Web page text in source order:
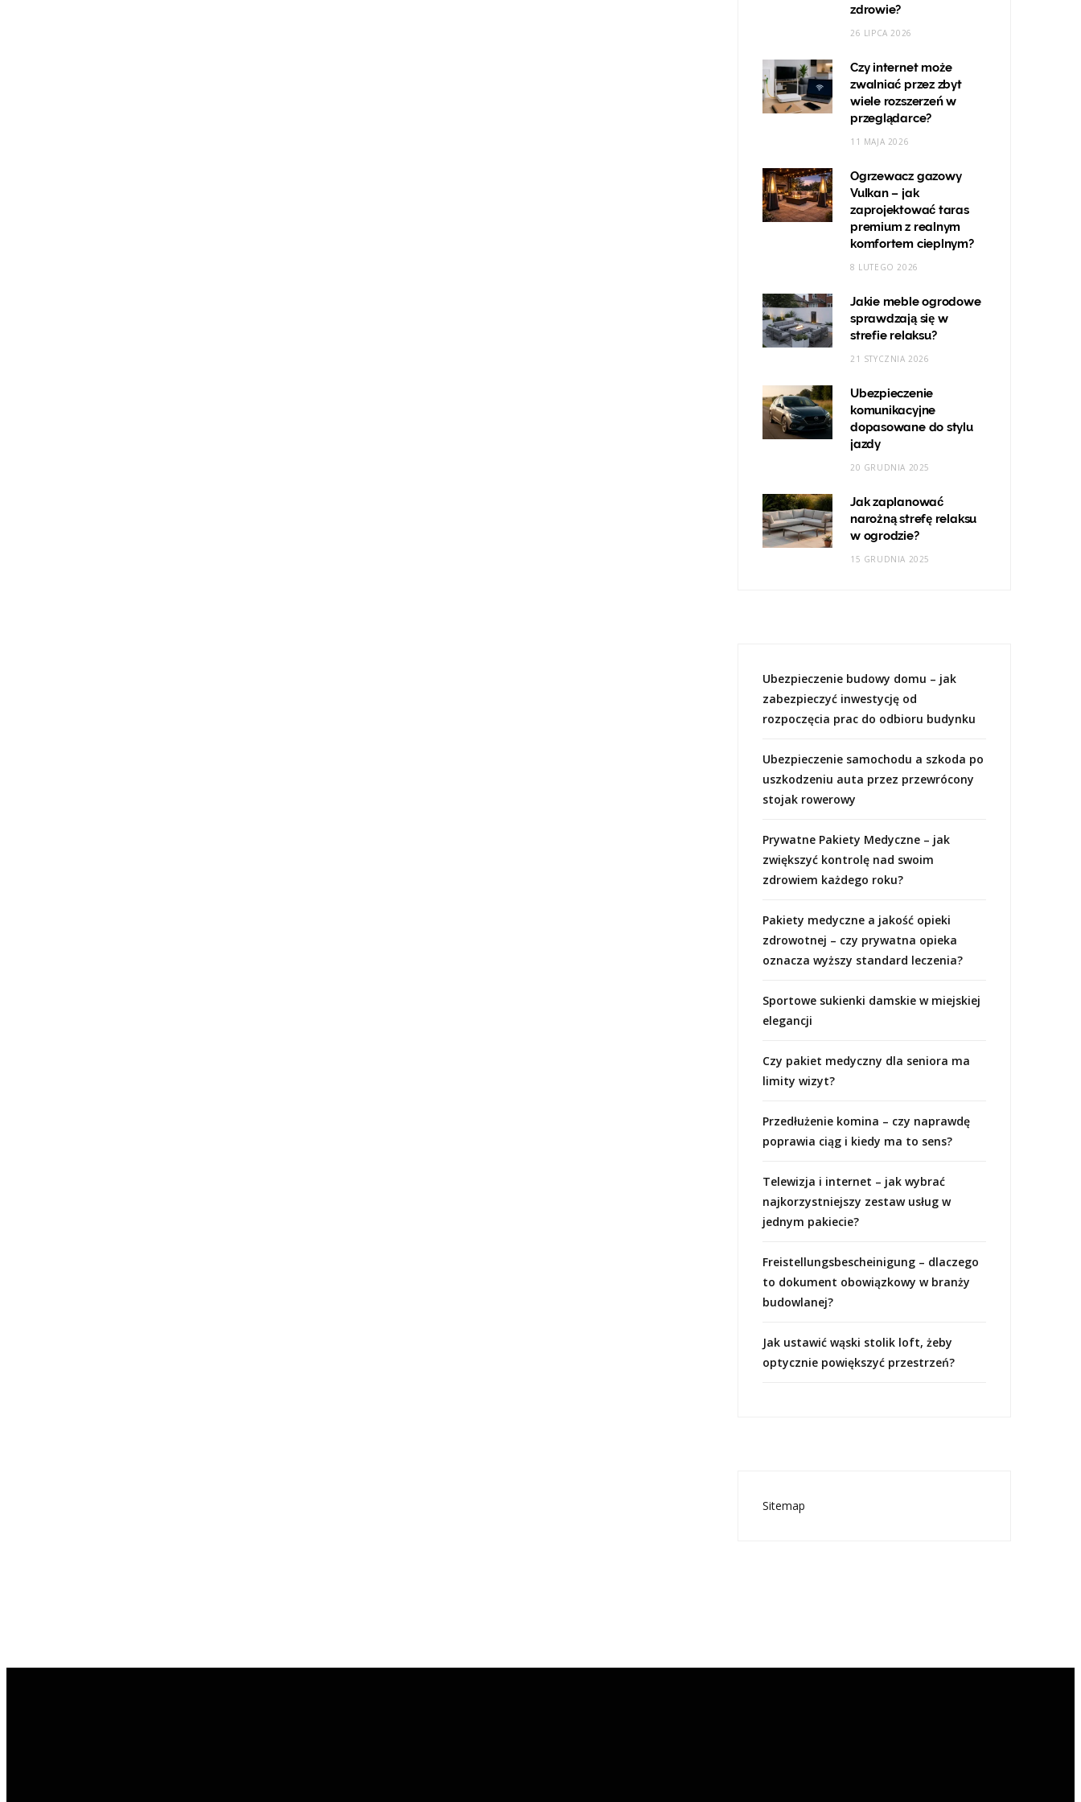
zdrowie?
26 LIPCA 2026
Czy internet może
zwalniać przez zbyt
wiele rozszerzeń w
przeglądarce?
11 MAJA 2026
Ogrzewacz gazowy
Vulkan – jak
zaprojektować taras
premium z realnym
komfortem cieplnym?
8 LUTEGO 2026
Jakie meble ogrodowe
sprawdzają się w
strefie relaksu?
21 STYCZNIA 2026
Ubezpieczenie
komunikacyjne
dopasowane do stylu
jazdy
20 GRUDNIA 2025
Jak zaplanować
narożną strefę relaksu
w ogrodzie?
15 GRUDNIA 2025
Ubezpieczenie budowy domu – jak
zabezpieczyć inwestycję od
rozpoczęcia prac do odbioru budynku
Ubezpieczenie samochodu a szkoda po
uszkodzeniu auta przez przewrócony
stojak rowerowy
Prywatne Pakiety Medyczne – jak
zwiększyć kontrolę nad swoim
zdrowiem każdego roku?
Pakiety medyczne a jakość opieki
zdrowotnej – czy prywatna opieka
oznacza wyższy standard leczenia?
Sportowe sukienki damskie w miejskiej
elegancji
Czy pakiet medyczny dla seniora ma
limity wizyt?
Przedłużenie komina – czy naprawdę
poprawia ciąg i kiedy ma to sens?
Telewizja i internet – jak wybrać
najkorzystniejszy zestaw usług w
jednym pakiecie?
Freistellungsbescheinigung – dlaczego
to dokument obowiązkowy w branży
budowlanej?
Jak ustawić wąski stolik loft, żeby
optycznie powiększyć przestrzeń?
Sitemap